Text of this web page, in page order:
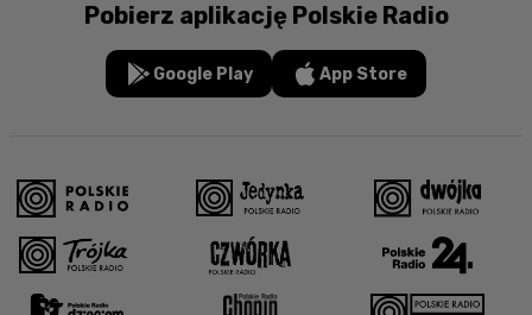
Pobierz aplikację Polskie Radio
Google Play App Store